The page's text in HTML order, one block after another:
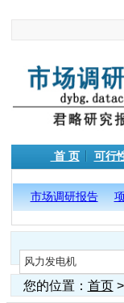
首 页 可行
市场调研报告
您的位置： 首页>